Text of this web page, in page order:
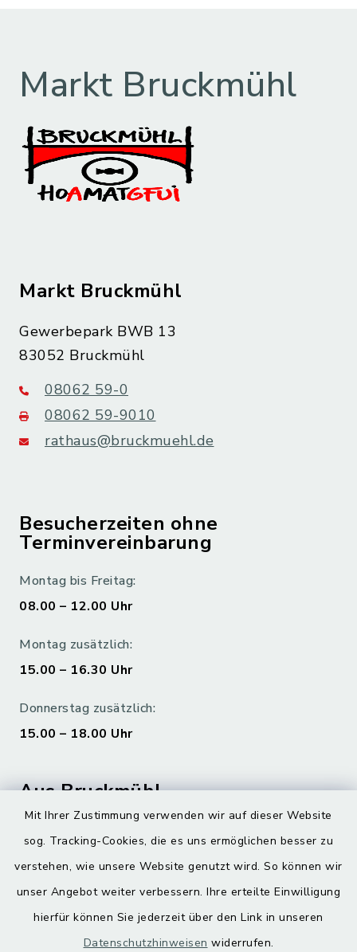
Mit Ihrer Zustimmung verwenden wir auf dieser Website
sog. Tracking-Cookies, die es uns ermöglichen besser zu
verstehen, wie unsere Website genutzt wird. So können wir
unser Angebot weiter verbessern. Ihre erteilte Einwilligung
hierfür können Sie jederzeit über den Link in unseren
Datenschutzhinweisen widerrufen.
Markt Bruckmühl
Markt Bruckmühl
Gewerbepark BWB 13
83052 Bruckmühl
08062 59-0
08062 59-9010
rathaus@bruckmuehl.de
Besucherzeiten ohne
Terminvereinbarung
Montag bis Freitag:
08.00 – 12.00 Uhr
Montag zusätzlich:
15.00 – 16.30 Uhr
Donnerstag zusätzlich:
15.00 – 18.00 Uhr
Aus Bruckmühl
Digitaler Ortsplan